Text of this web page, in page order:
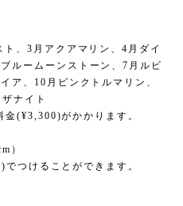
、3月アクアマリン、4月ダイ
ルームーンストーン、7月ルビ
ア、10月ピンクトルマリン、
ナイト
(¥3,300)がかかります。
）
つけることができます。